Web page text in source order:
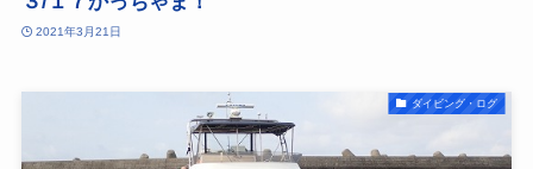
2021年3月21日
ダイビング・ログ